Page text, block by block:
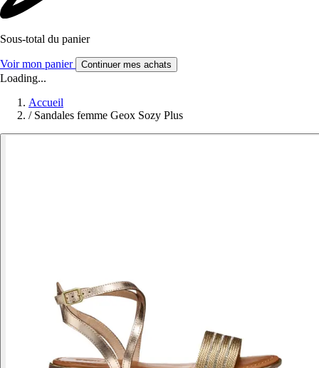
Sous-total du panier
Voir mon panier Continuer mes achats
Loading...
Accueil
/ Sandales femme Geox Sozy Plus